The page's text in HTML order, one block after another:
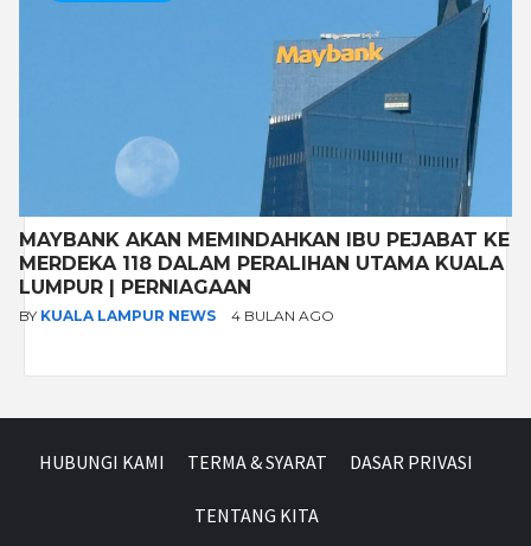
MAYBANK AKAN MEMINDAHKAN IBU PEJABAT KE
MERDEKA 118 DALAM PERALIHAN UTAMA KUALA
LUMPUR | PERNIAGAAN
BY KUALA LAMPUR NEWS 4 BULAN AGO
HUBUNGI KAMI TERMA & SYARAT DASAR PRIVASI
TENTANG KITA